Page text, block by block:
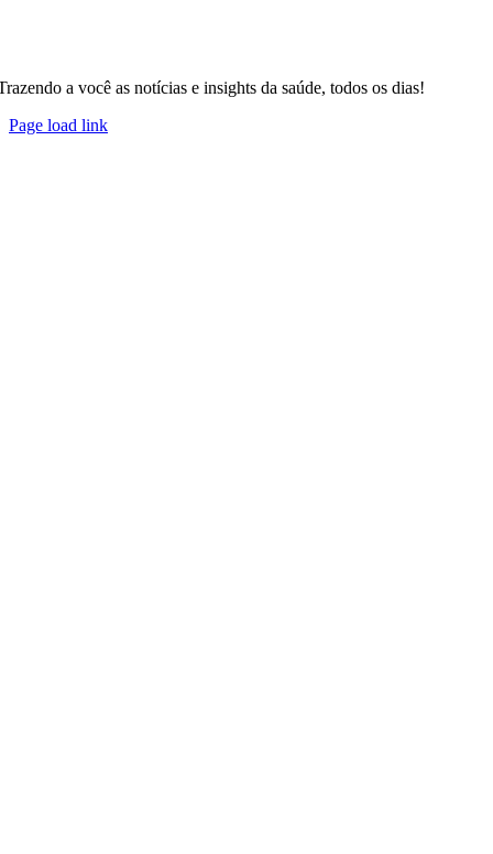
a você as notícias e insights da saúde, todos os dias!
Page load link